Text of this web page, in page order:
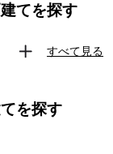
てを探す
すべて見る
を探す